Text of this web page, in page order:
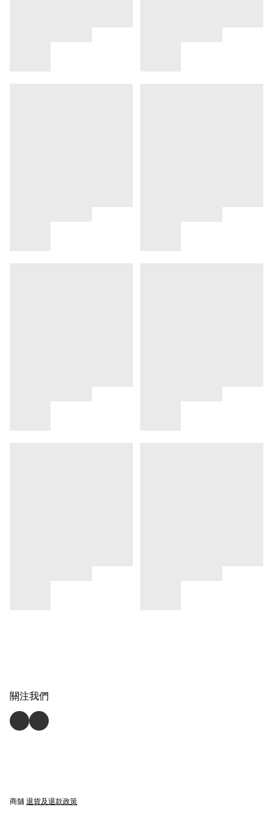
關注我們
商舖 退貨及退款政策